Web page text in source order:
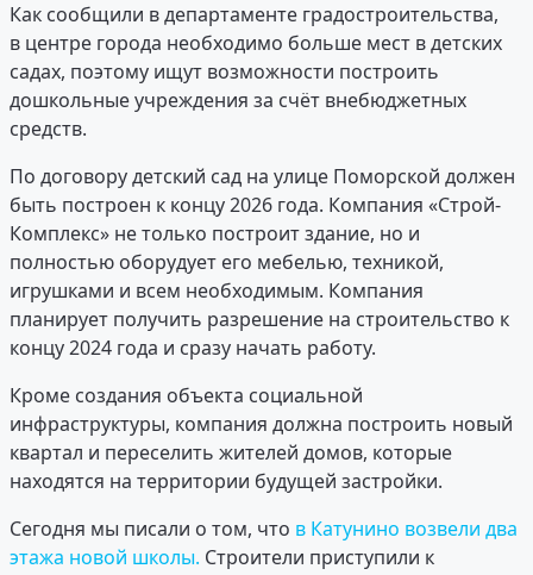
Как сообщили в департаменте градостроительства,
в центре города необходимо больше мест в детских
садах, поэтому ищут возможности построить
дошкольные учреждения за счёт внебюджетных
средств.
По договору детский сад на улице Поморской должен
быть построен к концу 2026 года. Компания «Строй-
Комплекс» не только построит здание, но и
полностью оборудует его мебелью, техникой,
игрушками и всем необходимым. Компания
планирует получить разрешение на строительство к
концу 2024 года и сразу начать работу.
Кроме создания объекта социальной
инфраструктуры, компания должна построить новый
квартал и переселить жителей домов, которые
находятся на территории будущей застройки.
Сегодня мы писали о том, что в Катунино возвели два
этажа новой школы. Строители приступили к